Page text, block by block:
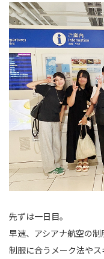
先ずは一日目。
早速、アシアナ航空の制
制服に合うメーク法や